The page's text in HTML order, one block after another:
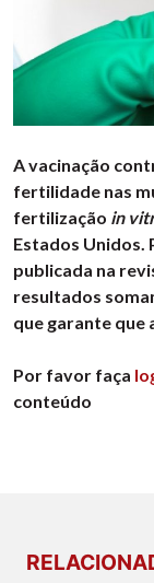
A vacinação
fertilidade nas
fertilização in
Estados Unidos.
publicada na
resultados
que garante que
Por favor faça
conteúdo